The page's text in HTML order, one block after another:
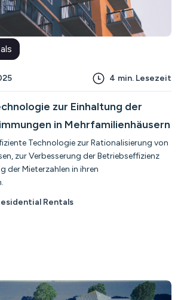
4 min. Lesezeit
zur Einhaltung der
in Mehrfamilienhäusern
Technologie zur Rationalisierung von
zur Verbesserung der Betriebseffizienz
der Mieterzahlen in ihren
Rentals